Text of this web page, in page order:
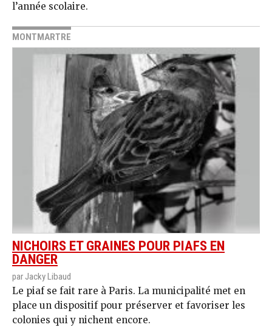
l’année scolaire.
MONTMARTRE
NICHOIRS ET GRAINES POUR PIAFS EN
DANGER
par Jacky Libaud
Le piaf se fait rare à Paris. La municipalité met en
place un dispositif pour préserver et favoriser les
colonies qui y nichent encore.